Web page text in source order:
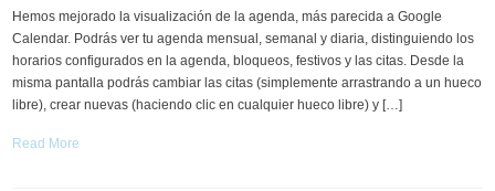
Hemos mejorado la visualización de la agenda, más parecida a Google
Calendar. Podrás ver tu agenda mensual, semanal y diaria, distinguiendo los
horarios configurados en la agenda, bloqueos, festivos y las citas. Desde la
misma pantalla podrás cambiar las citas (simplemente arrastrando a un hueco
libre), crear nuevas (haciendo clic en cualquier hueco libre) y […]
Read More